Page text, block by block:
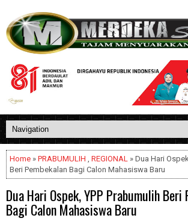
Home » PRABUMULIH , REGIONAL » Dua Hari
Beri Pembekalan Bagi Calon Mahasiswa Baru
Dua Hari Ospek, YPP Prabumulih Beri
Bagi Calon Mahasiswa Baru